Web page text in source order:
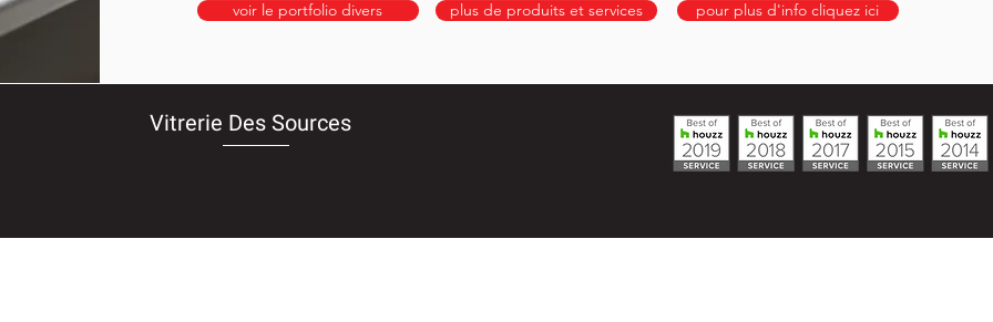
voir le portfolio divers plus de produits et services pour plus d'info cliquez ici
Vitrerie Des Sources